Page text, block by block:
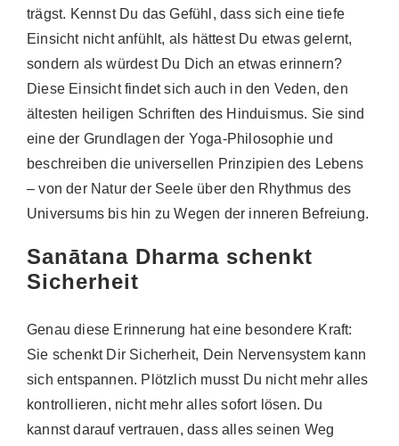
trägst. Kennst Du das Gefühl, dass sich eine tiefe
Einsicht nicht anfühlt, als hättest Du etwas gelernt,
sondern als würdest Du Dich an etwas erinnern?
Diese Einsichtfindet sich auch in den Veden, den
ältesten heiligen Schriften des Hinduismus. Sie sind
eine der Grundlagen der Yoga-Philosophie und
beschreiben die universellen Prinzipien des Lebens
– von der Natur der Seele über den Rhythmus des
Universums bis hin zu Wegen der inneren Befreiung.
Sanātana Dharma schenkt
Sicherheit
Genau diese Erinnerung hat eine besondere Kraft:
Sie schenkt Dir Sicherheit, Dein Nervensystem kann
sich entspannen. Plötzlich musst Du nicht mehr alles
kontrollieren, nicht mehr alles sofort lösen. Du
kannst darauf vertrauen, dass alles seinen Weg